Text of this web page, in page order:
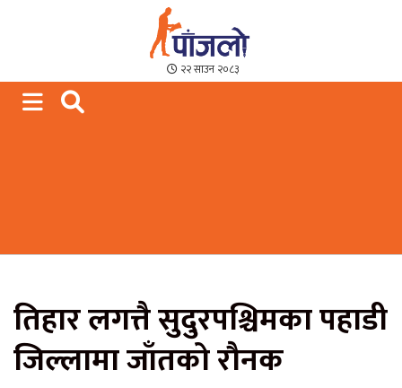
Paajalo News
We are from Far West Nepal
२२ साउन २०८३
तिहार लगत्तै सुदुरपश्चिमका पहाडी
जिल्लामा जाँतको रौनक